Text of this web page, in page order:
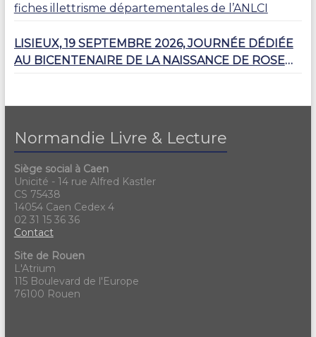
fiches illettrisme départementales de l’ANLCI
LISIEUX, 19 SEPTEMBRE 2026, JOURNÉE DÉDIÉE
AU BICENTENAIRE DE LA NAISSANCE DE ROSE
Normandie Livre & Lecture
Siège social à Caen
Unicité - 14 rue Alfred Kastler
CS 75438
14054 Caen Cedex 4
02 31 15 36 36
Contact
Site de Rouen
L'Atrium
115 Boulevard de l'Europe
76100 Rouen